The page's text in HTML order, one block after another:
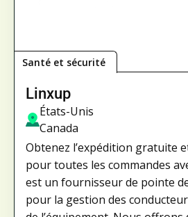
Santé et sécurité
Linxup
États-Unis
Canada
Obtenez l’expédition gratuite
pour toutes les commandes
est un fournisseur de pointe
pour la gestion des